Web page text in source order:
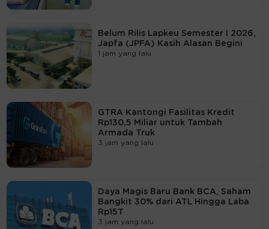
Belum Rilis Lapkeu Semester I 2026,
Japfa (JPFA) Kasih Alasan Begini
1 jam yang lalu
GTRA Kantongi Fasilitas Kredit
Rp130,5 Miliar untuk Tambah
Armada Truk
3 jam yang lalu
Daya Magis Baru Bank BCA, Saham
Bangkit 30% dari ATL Hingga Laba
Rp15T
3 jam yang lalu